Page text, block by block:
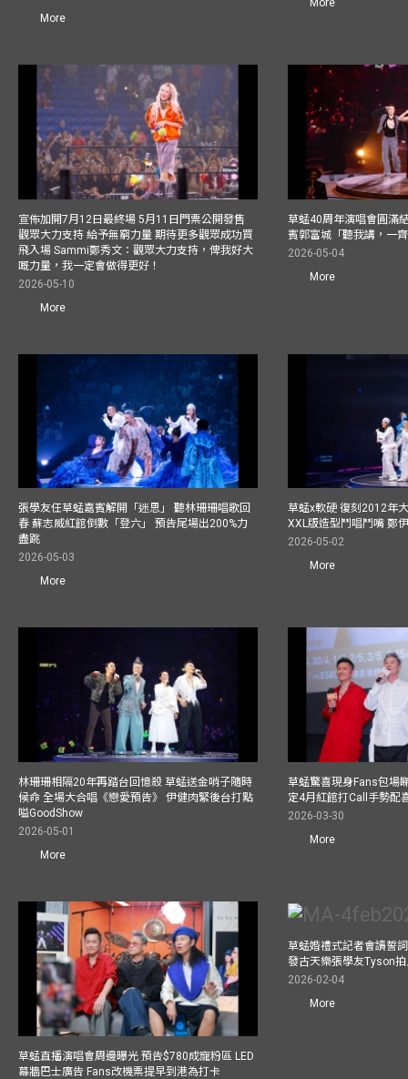
More
More
宣佈加開7月12日最終場 5月11日門票公開發售
觀眾大力支持 給予無窮力量 期待更多觀眾成功買
飛入場 Sammi鄭秀文：觀眾大力支持，俾我好大
嘅力量，我一定會做得更好！
2026-05-10
More
草蜢40周年演唱會圓滿
賓郭富城「聽我講，一
2026-05-04
More
張學友任草蜢嘉賓解開「迷思」 聽林珊珊唱歌回
春 蘇志威紅館倒數「登六」 預告尾場出200%力
盡跳
2026-05-03
More
草蜢x軟硬 復刻2012年
XXL版造型鬥唱鬥嘴 鄭
2026-05-02
More
林珊珊相隔20年再踏台回憶殺 草蜢送金哨子隨時
候命 全場大合唱《戀愛預告》 伊健肉緊後台打點
嗌GoodShow
2026-05-01
More
草蜢驚喜現身Fans包場
定4月紅館打Call手勢配
2026-03-30
More
草蜢直播演唱會周邊曝光 預告$780成寵粉區 LED
幕牆巴士廣告 Fans改機票提早到港為打卡
草蜢婚禮式記者會讀誓
發古天樂張學友Tyson
2026-02-04
More